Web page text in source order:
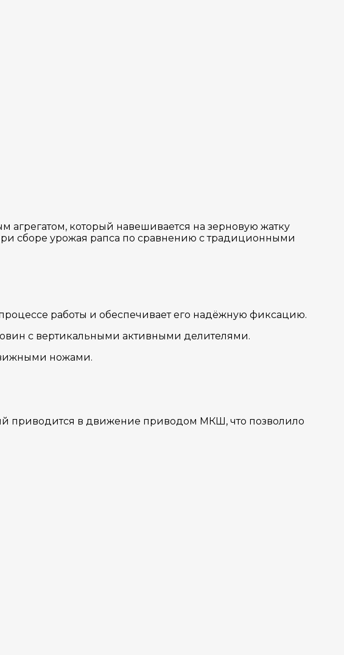
агрегатом, который навешивается на зерновую жатку
сборе урожая рапса по сравнению с традиционными
работы и обеспечивает его надёжную фиксацию.
с вертикальными активными делителями.
ножами.
приводится в движение приводом МКШ, что позволило